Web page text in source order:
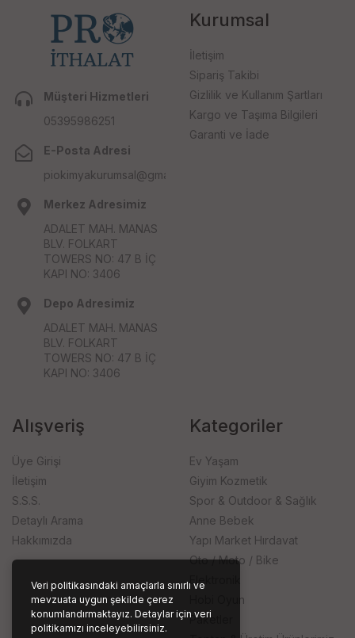
Veri politikasındaki amaçlarla sınırlı ve
mevzuata uygun şekilde çerez
konumlandırmaktayız. Detaylar için veri
politikamızı inceleyebilirsiniz.
Müşteri Hizmetleri
05395986251
E-Posta Adresi
piokimyakurumsal@gmail.com
Merkez Adresimiz
ADALET MAH. MANAS
BLV. FOLKART
TOWERS NO: 47 B İÇ
KAPI NO: 3406
Depo Adresimiz
ADALET MAH. MANAS
BLV. FOLKART
TOWERS NO: 47 B İÇ
KAPI NO: 3406
Kurumsal
İletişim
Sipariş Takibi
Gizlilik ve Kullanım Şartları
Kargo ve Taşıma Bilgileri
Garanti ve İade
Alışveriş
Üye Girişi
İletişim
S.S.S.
Detaylı Arama
Hakkımızda
Kategoriler
Ev Yaşam
Giyim Kozmetik
Spor & Outdoor & Sağlık
Anne Bebek
Yapı Market Hırdavat
Oto / Moto / Bike
Hobi Oyun
Paketler